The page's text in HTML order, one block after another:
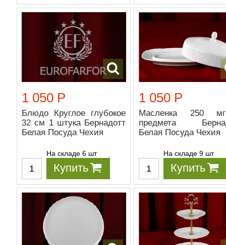
1 050 Р
Блюдо Круглое глубокое
32 см 1 штука Бернадотт
Белая Посуда Чехия
На складе 6 шт
Купить
1 050 Р
Масленка 250
предмета
Белая Посуда Чехия
На складе 9 шт
Купить